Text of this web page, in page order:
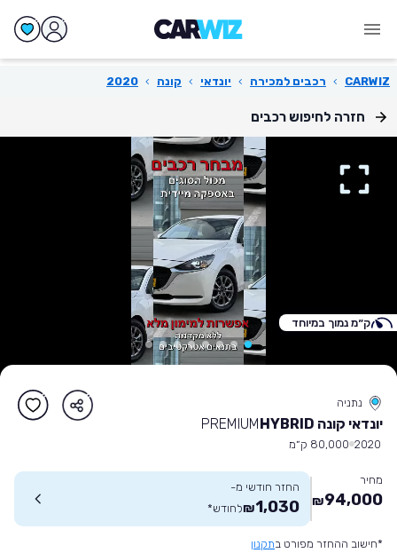
CARWIZ
› רכבים למכירה › יונדאי › קונה ›
2020
חזרה לחיפוש רכבים
ק״מ נמוך במיוחד
נתניה
יונדאי קונה HYBRID PREMIUM
2020 80,000 ק״מ
מחיר
94,000
₪
החזר חודשי מ-
1,030
₪לחודש*
*חישוב ההחזר מפורט בתקנון